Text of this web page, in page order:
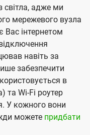
світла, адже ми
мережевого вузла
Вас інтернетом
навіть за
забезпечити
в
та Wi-Fi роутер
У кожного вони
можете придбати